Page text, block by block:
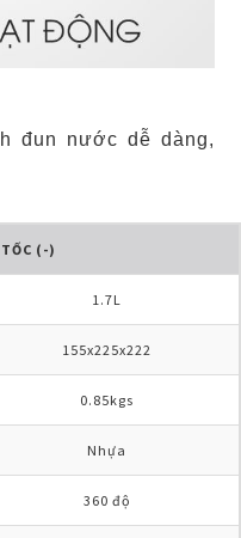
đun nước dễ dàng,
(-)
1.7L
155x225x222
0.85kgs
Nhựa
360 độ